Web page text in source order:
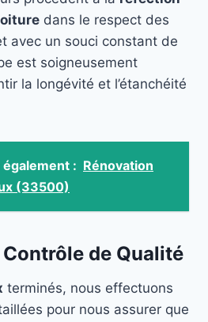
dans le respect des
avec un souci constant de
est soigneusement
la longévité et l’étanchéité
: Rénovation
(33500)
de Qualité
terminés, nous effectuons
pour nous assurer que